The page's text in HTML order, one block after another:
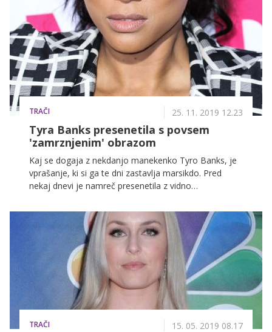
samozavesti.
TRAČI 25. 11. 2019 12.23
Tyra Banks presenetila s povsem
'zamrznjenim' obrazom
Kaj se dogaja z nekdanjo manekenko Tyro Banks, je
vprašanje, ki si ga te dni zastavlja marsikdo. Pred
nekaj dnevi je namreč presenetila z vidno
lepotnih popravkov.
TRAČI 15. 05. 2019 08.17